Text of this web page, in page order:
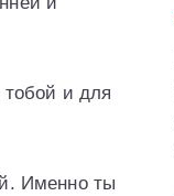
и для
Именно ты